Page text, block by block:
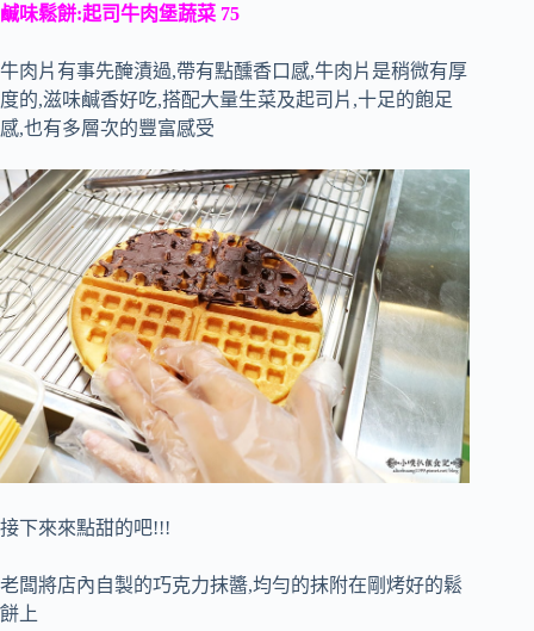
鹹味鬆餅:起司牛肉堡蔬菜 75
牛肉片有事先醃漬過,帶有點醺香口感,牛肉片是稍微有厚
度的,滋味鹹香好吃,搭配大量生菜及起司片,十足的飽足
感,也有多層次的豐富感受
接下來來點甜的吧!!!
老闆將店內自製的巧克力抹醬,均勻的抹附在剛烤好的鬆
餅上